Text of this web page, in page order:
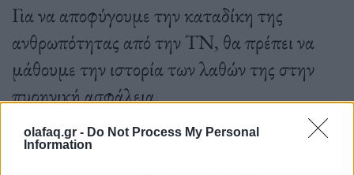
olafaq.gr - Do Not Process My Personal
Information
Για να αποφύγουμε την καταδίκη της
ανθρωπότητας από την ΤΝ, θα πρέπει να
μάθουμε την ιστορία των λαθών της στην
πυρηνική ασφάλεια.